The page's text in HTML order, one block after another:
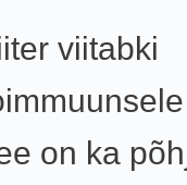
viitabki
on ka